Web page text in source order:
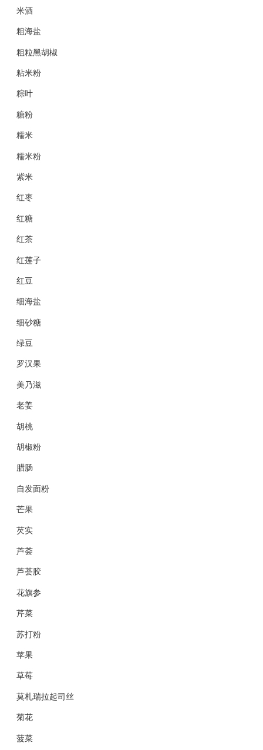
米酒
粗海盐
粗粒黑胡椒
粘米粉
粽叶
糖粉
糯米
糯米粉
紫米
红枣
红糖
红茶
红莲子
红豆
细海盐
细砂糖
绿豆
罗汉果
美乃滋
老姜
胡桃
胡椒粉
腊肠
自发面粉
芒果
芡实
芦荟
芦荟胶
花旗参
芹菜
苏打粉
苹果
草莓
莫札瑞拉起司丝
菊花
菠菜